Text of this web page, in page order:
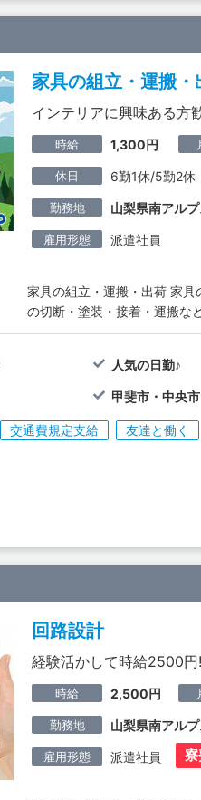
家具の組立・運搬・
インテリアに興味ある方
時給 1,300円
休日 6勤1休/5勤2休
勤務地 山梨県南アル
雇用形態 派遣社員
家具の組立・運搬・出荷 家
の切断・塗装・接着・運搬な
人気の日勤♪
甲斐市・中央
交通費規定支給 友達と働く
回路設計
経験活かして時給2500
時給 2,500円
勤務地 山梨県南アル
雇用形態 派遣社員